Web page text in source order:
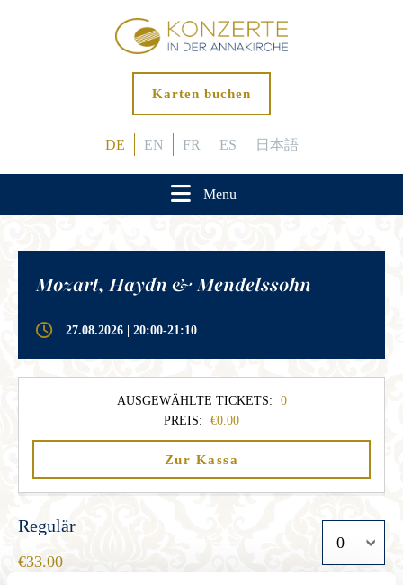
Karten buchen
DE EN FR ES 日本語
Menu
Mozart, Haydn & Mendelssohn
27.08.2026 | 20:00-21:10
AUSGEWÄHLTE TICKETS:
0
PREIS:
0.00
Zur Kassa
Regulär
33.00